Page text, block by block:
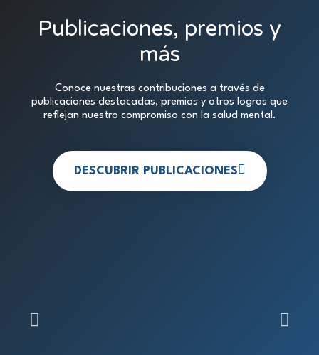
Publicaciones, premios y
más
Conoce nuestras contribuciones a través de
publicaciones destacadas, premios y otros logros que
reflejan nuestro compromiso con la salud mental.
DESCUBRIR PUBLICACIONES